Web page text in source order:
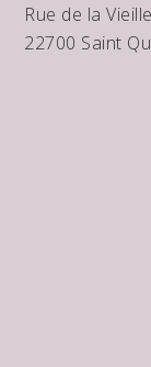
Rue de la
22700 Saint